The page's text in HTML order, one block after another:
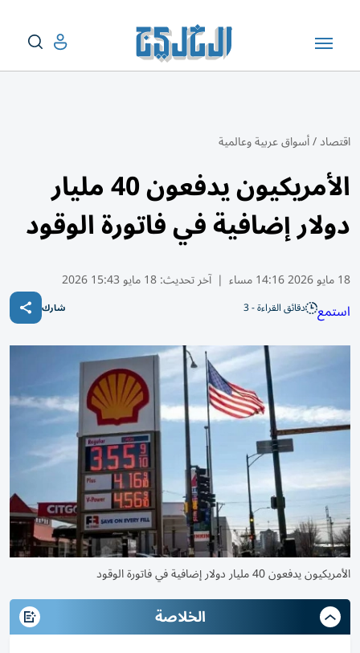
اقتصاد/أسواق عربية وعالمية
الأمريكيون يدفعون 40 مليار
دولار إضافية في فاتورة الوقود
18 مايو 2026 14:16 مساء | آخر تحديث:18 مايو 15:43 2026
استمع دقائق القراءة - 3 شارك
الأمريكيون يدفعون 40 مليار دولار إضافية في فاتورة الوقود
الخلاصة